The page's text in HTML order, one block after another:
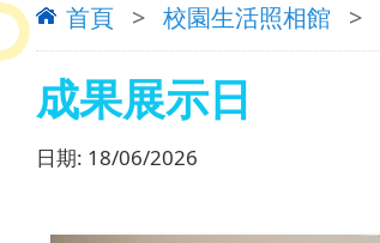
首頁 > 校園生活照相館 >
成果展示日
日期: 18/06/2026